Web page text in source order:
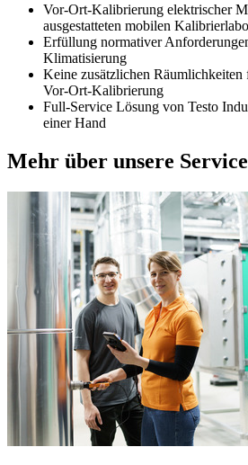
Vor-Ort-Kalibrierung elektrischer
ausgestatteten mobilen
Erfüllung normativer
Klimatisierung
Keine zusätzlichen
Vor-Ort-Kalibrierung
Full-Service Lösung von Testo
einer Hand
Mehr über unsere